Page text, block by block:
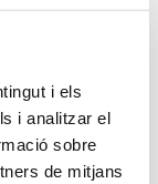
i els
i analitzar el
sobre
de mitjans
Jurat